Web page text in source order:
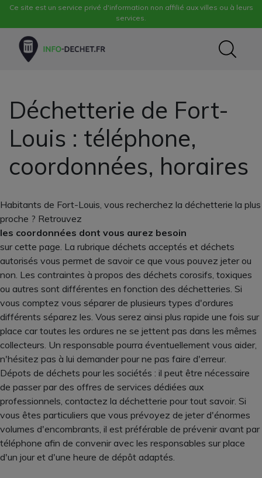
Ce site est un service privé d'information non affilié aux villes ou à leurs
services.
Déchetterie de Fort-
Louis : téléphone,
coordonnées, horaires
Habitants de Fort-Louis, vous recherchez la déchetterie la plus
proche ? Retrouvez
les coordonnées dont vous aurez besoin
sur cette page. La rubrique déchets acceptés et déchets
autorisés vous permet de savoir ce que vous pouvez jeter ou
non. Les contraintes à propos des déchets corosifs, toxiques
ou autres sont différentes en fonction des déchetteries. Si
vous comptez vous séparer de plusieurs types d'ordures
différents séparez les. Vous serez ainsi plus rapide une fois sur
place car toutes les ordures ne se jettent pas dans les mêmes
collecteurs. Un responsable pourra éventuellement vous aider,
n'hésitez pas à lui demander pour ne pas faire d'erreur.
Dépots de déchets pour les sociétés : il peut être nécessaire
de passer par des offres de services dédiées aux
professionnels, contactez la déchetterie pour tout savoir. Si
vous êtes particuliers que vous prévoyez de jeter d'énormes
volumes d'encombrants, il est préférable de prévenir avant par
téléphone afin de convenir avec les responsables sur place
d'un jour et d'une heure de dépôt adaptés.